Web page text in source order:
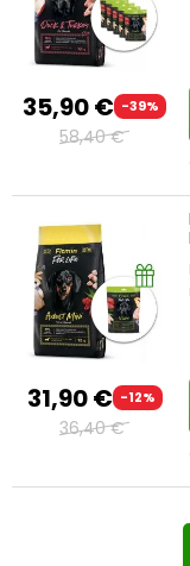
35,90 € -39%
58,40 €
31,90 € -12%
36,40 €